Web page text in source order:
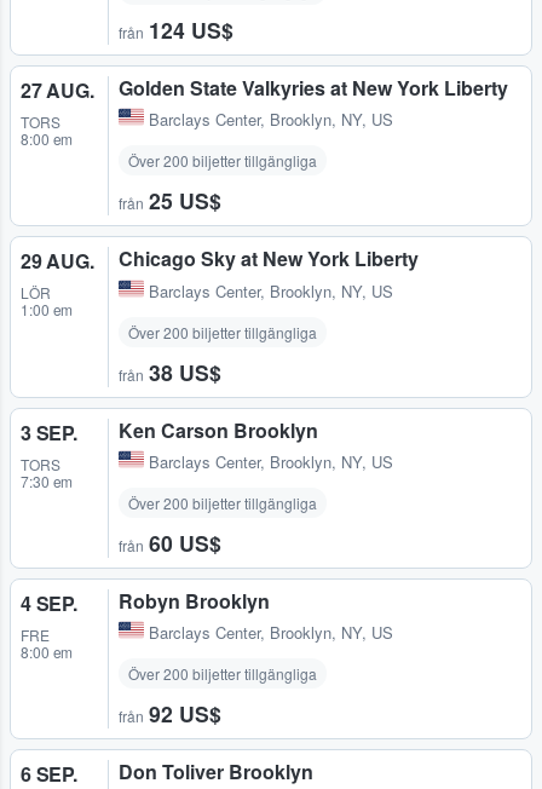
från 124 US$
27 AUG.
TORS
8:00 em
Golden State Valkyries at New York Liberty
Barclays Center, Brooklyn, NY, US
Över 200 biljetter tillgängliga
från 25 US$
29 AUG.
LÖR
1:00 em
Chicago Sky at New York Liberty
Barclays Center, Brooklyn, NY, US
Över 200 biljetter tillgängliga
från 38 US$
3 SEP.
TORS
7:30 em
Ken Carson Brooklyn
Barclays Center, Brooklyn, NY, US
Över 200 biljetter tillgängliga
från 60 US$
4 SEP.
FRE
8:00 em
Robyn Brooklyn
Barclays Center, Brooklyn, NY, US
Över 200 biljetter tillgängliga
från 92 US$
6 SEP. Don Toliver Brooklyn